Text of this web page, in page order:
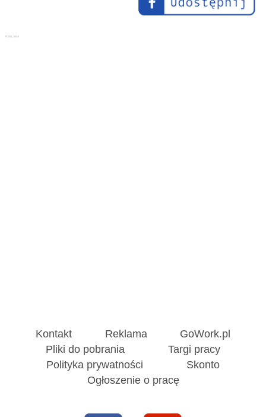
Kontakt Reklama
GoWork.pl
Pliki do pobrania
Targi pracy
Polityka prywatności
Skonto
Ogłoszenie o pracę